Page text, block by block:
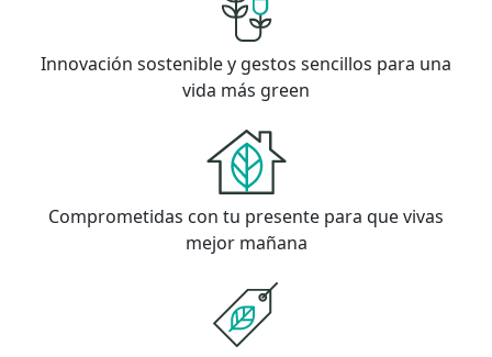
Innovación sostenible y gestos sencillos para una
vida más green
Comprometidas con tu presente para que vivas
mejor mañana